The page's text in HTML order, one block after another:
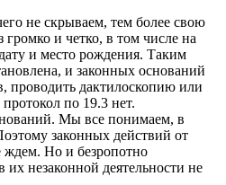
не скрываем, тем более свою
и четко, в том числе на
и место рождения. Таким
и законных оснований
проводить дактилоскопию или
протокол по 19.3 нет.
Мы все понимаем, в
законных действий от
ждем. Но и безропотно
их незаконной деятельности не